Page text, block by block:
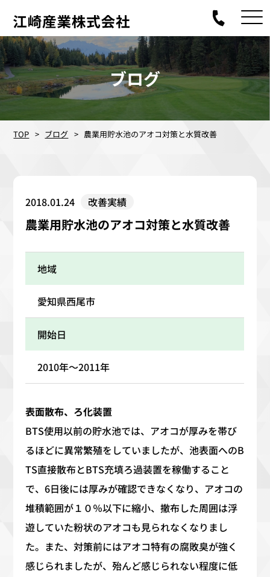
ブログ
TOP ブログ 農業用貯水池のアオコ対策と水質改善
2018.01.24 改善実績
農業用貯水池のアオコ対策と水質改善
地域
愛知県西尾市
開始日
2010年～2011年
表面散布、ろ化装置
BTS使用以前の貯水池では、アオコが厚みを帯び
るほどに異常繁殖をしていましたが、池表面へのB
TS直接散布とBTS充填ろ過装置を稼働すること
で、6日後には厚みが確認できなくなり、アオコの
堆積範囲が１０％以下に縮小、撤布した周囲は浮
遊していた粉状のアオコも見られなくなりまし
た。また、対策前にはアオコ特有の腐敗臭が強く
感じられましたが、殆んど感じられない程度に低